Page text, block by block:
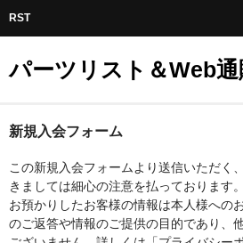
RST
パーツリスト＆Web通
インプレッサWRX/STI
インプレッサスポーツ/G4/XV/クロス
LEVORG/S4
新規入会フォーム
この新規入会フォームより送信いただく
きましては細心の注意を払っております。
お預かりしたお客様の情報は本人様への
のご返答や情報のご提供の目的であり、